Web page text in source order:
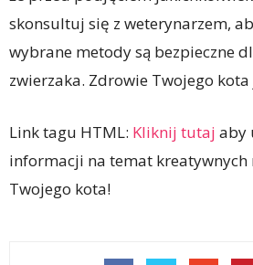
skonsultuj się z weterynarzem,
wybrane metody są bezpieczne
zwierzaka. Zdrowie Twojego
Link tagu HTML: Kliknij tutaj aby
informacji na temat kreatywnych
Twojego kota!